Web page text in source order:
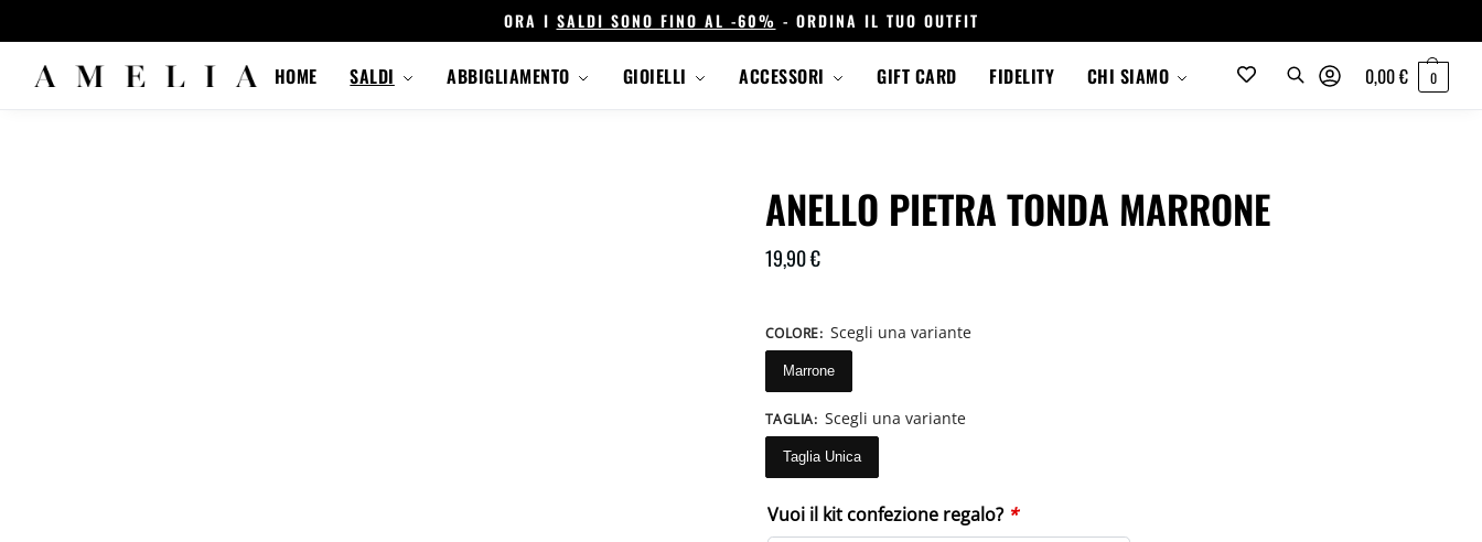
ORA I SALDI SONO FINO AL -60% - ORDINA IL TUO OUTFIT
HOME SALDI ABBIGLIAMENTO GIOIELLI ACCESSORI GIFT CARD FIDELITY CHI SIAMO 0,00€ 0
ANELLO PIETRA TONDA MARRONE
19,90€
COLORE: Scegli una variante
Marrone
TAGLIA: Scegli una variante
Taglia Unica
Vuoi il kit confezione regalo? *